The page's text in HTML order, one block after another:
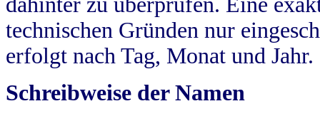
technischen Gründen nur
erfolgt nach Tag, Monat und Jahr.
Schreibweise der Namen